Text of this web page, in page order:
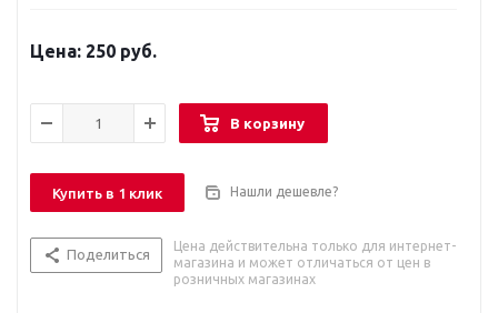
250 руб.
В корзину
Купить в 1 клик Нашли дешевле?
Поделиться
Цена действительна только для интернет-
магазина и может отличаться от цен в
розничных магазинах